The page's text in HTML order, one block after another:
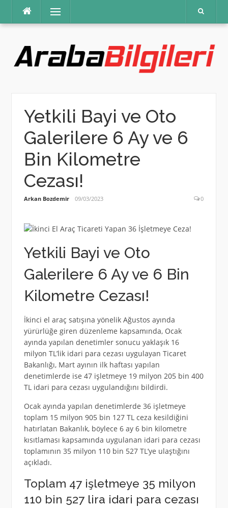
Menü
Yetkili Bayi ve Oto
Galerilere 6 Ay ve 6
Bin Kilometre
Cezası!
Arkan Bozdemir 09/03/2023 0
Yetkili Bayi ve Oto
Galerilere 6 Ay ve 6 Bin
Kilometre Cezası!
İkinci el araç satışına yönelik Ağustos ayında
yürürlüğe giren düzenleme kapsamında, Ocak
ayında yapılan denetimler sonucu yaklaşık 16
milyon TL’lik idari para cezası uygulayan Ticaret
Bakanlığı, Mart ayının ilk haftası yapılan
denetimlerde ise 47 işletmeye 19 milyon 205 bin 400
TL idari para cezası uygulandığını bildirdi.
Ocak ayında yapılan denetimlerde 36 işletmeye
toplam 15 milyon 905 bin 127 TL ceza kesildiğini
hatırlatan Bakanlık, böylece 6 ay 6 bin kilometre
kısıtlaması kapsamında uygulanan idari para cezası
toplamının 35 milyon 110 bin 527 TL’ye ulaştığını
açıkladı.
Toplam 47 işletmeye 35 milyon
110 bin 527 lira idari para cezası